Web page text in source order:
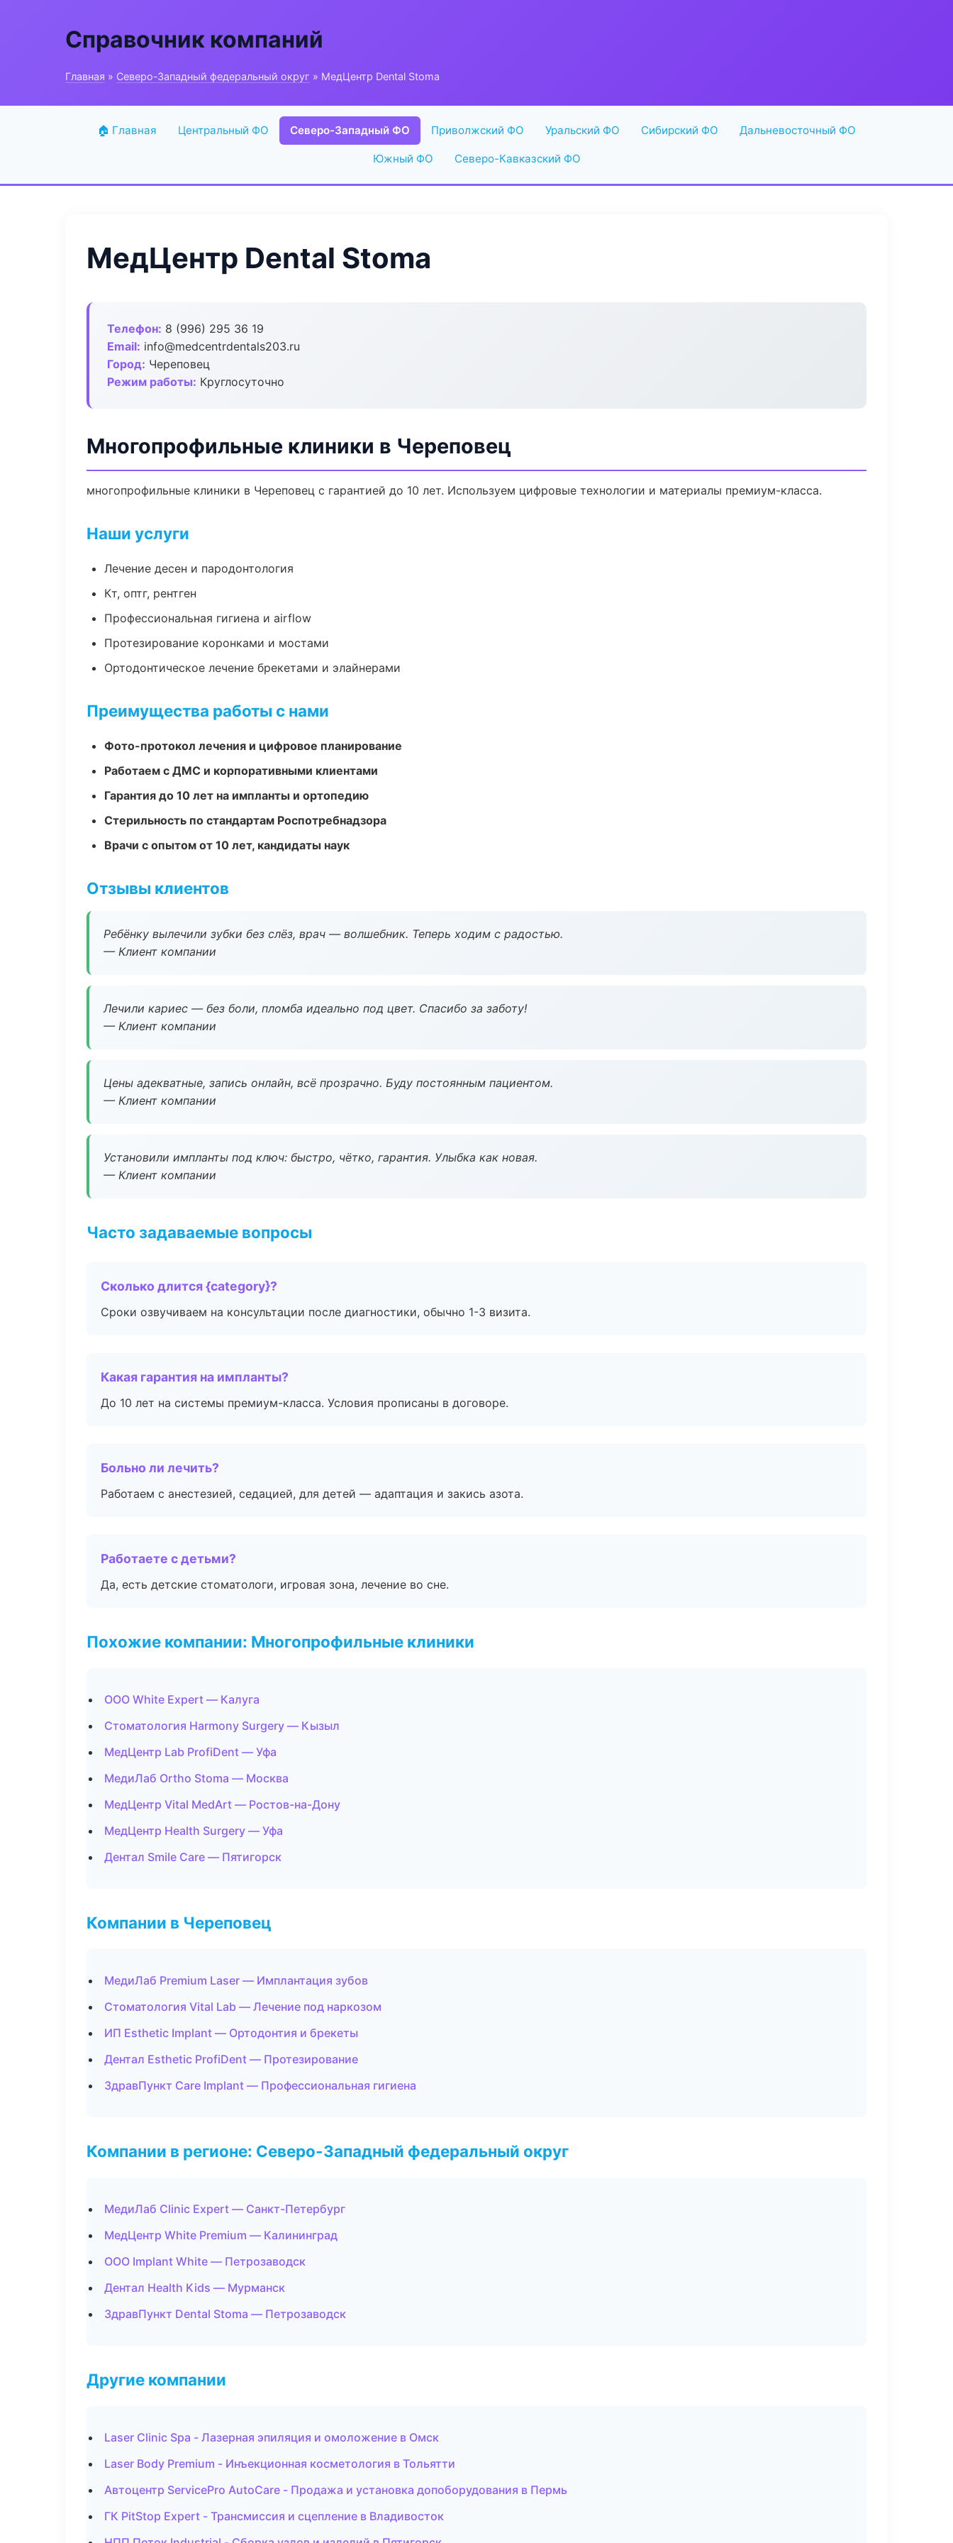
Справочник компаний
Главная » Северо-Западный федеральный округ » МедЦентр Dental Stoma
🏠 Главная Центральный ФО Северо-Западный ФО Приволжский ФО Уральский ФО Сибирский ФО Дальневосточный ФО
Южный ФО Северо-Кавказский ФО
МедЦентр Dental Stoma
Телефон: 8 (996) 295 36 19
Email: info@medcentrdentals203.ru
Город: Череповец
Режим работы: Круглосуточно
Многопрофильные клиники в Череповец
многопрофильные клиники в Череповец с гарантией до 10 лет. Используем цифровые технологии и материалы премиум-класса.
Наши услуги
Лечение десен и пародонтология
Кт, оптг, рентген
Профессиональная гигиена и airflow
Протезирование коронками и мостами
Ортодонтическое лечение брекетами и элайнерами
Преимущества работы с нами
Фото-протокол лечения и цифровое планирование
Работаем с ДМС и корпоративными клиентами
Гарантия до 10 лет на импланты и ортопедию
Стерильность по стандартам Роспотребнадзора
Врачи с опытом от 10 лет, кандидаты наук
Отзывы клиентов
Ребёнку вылечили зубки без слёз, врач — волшебник. Теперь ходим с радостью.
— Клиент компании
Лечили кариес — без боли, пломба идеально под цвет. Спасибо за заботу!
— Клиент компании
Цены адекватные, запись онлайн, всё прозрачно. Буду постоянным пациентом.
— Клиент компании
Установили импланты под ключ: быстро, чётко, гарантия. Улыбка как новая.
— Клиент компании
Часто задаваемые вопросы
Сколько длится {category}?
Сроки озвучиваем на консультации после диагностики, обычно 1-3 визита.
Какая гарантия на импланты?
До 10 лет на системы премиум-класса. Условия прописаны в договоре.
Больно ли лечить?
Работаем с анестезией, седацией, для детей — адаптация и закись азота.
Работаете с детьми?
Да, есть детские стоматологи, игровая зона, лечение во сне.
Похожие компании: Многопрофильные клиники
ООО White Expert — Калуга
Стоматология Harmony Surgery — Кызыл
МедЦентр Lab ProfiDent — Уфа
МедиЛаб Ortho Stoma — Москва
МедЦентр Vital MedArt — Ростов-на-Дону
МедЦентр Health Surgery — Уфа
Дентал Smile Care — Пятигорск
Компании в Череповец
МедиЛаб Premium Laser — Имплантация зубов
Стоматология Vital Lab — Лечение под наркозом
ИП Esthetic Implant — Ортодонтия и брекеты
Дентал Esthetic ProfiDent — Протезирование
ЗдравПункт Care Implant — Профессиональная гигиена
Компании в регионе: Северо-Западный федеральный округ
МедиЛаб Clinic Expert — Санкт-Петербург
МедЦентр White Premium — Калининград
ООО Implant White — Петрозаводск
Дентал Health Kids — Мурманск
ЗдравПункт Dental Stoma — Петрозаводск
Другие компании
Laser Clinic Spa - Лазерная эпиляция и омоложение в Омск
Laser Body Premium - Инъекционная косметология в Тольятти
Автоцентр ServicePro AutoCare - Продажа и установка допоборудования в Пермь
ГК PitStop Expert - Трансмиссия и сцепление в Владивосток